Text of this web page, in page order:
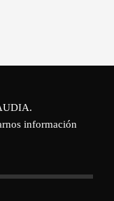
.
información